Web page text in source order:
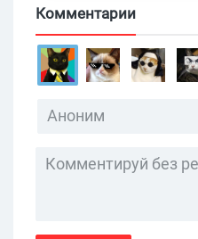
Комментарии